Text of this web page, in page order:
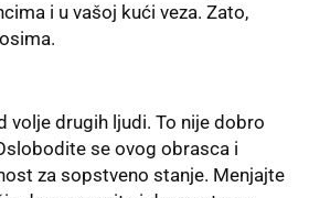
i u vašoj kući veza. Zato,
volje drugih ljudi. To nije dobro
se ovog obrasca i
za sopstveno stanje. Menjajte